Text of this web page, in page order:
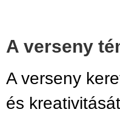
A verseny
A verseny
és